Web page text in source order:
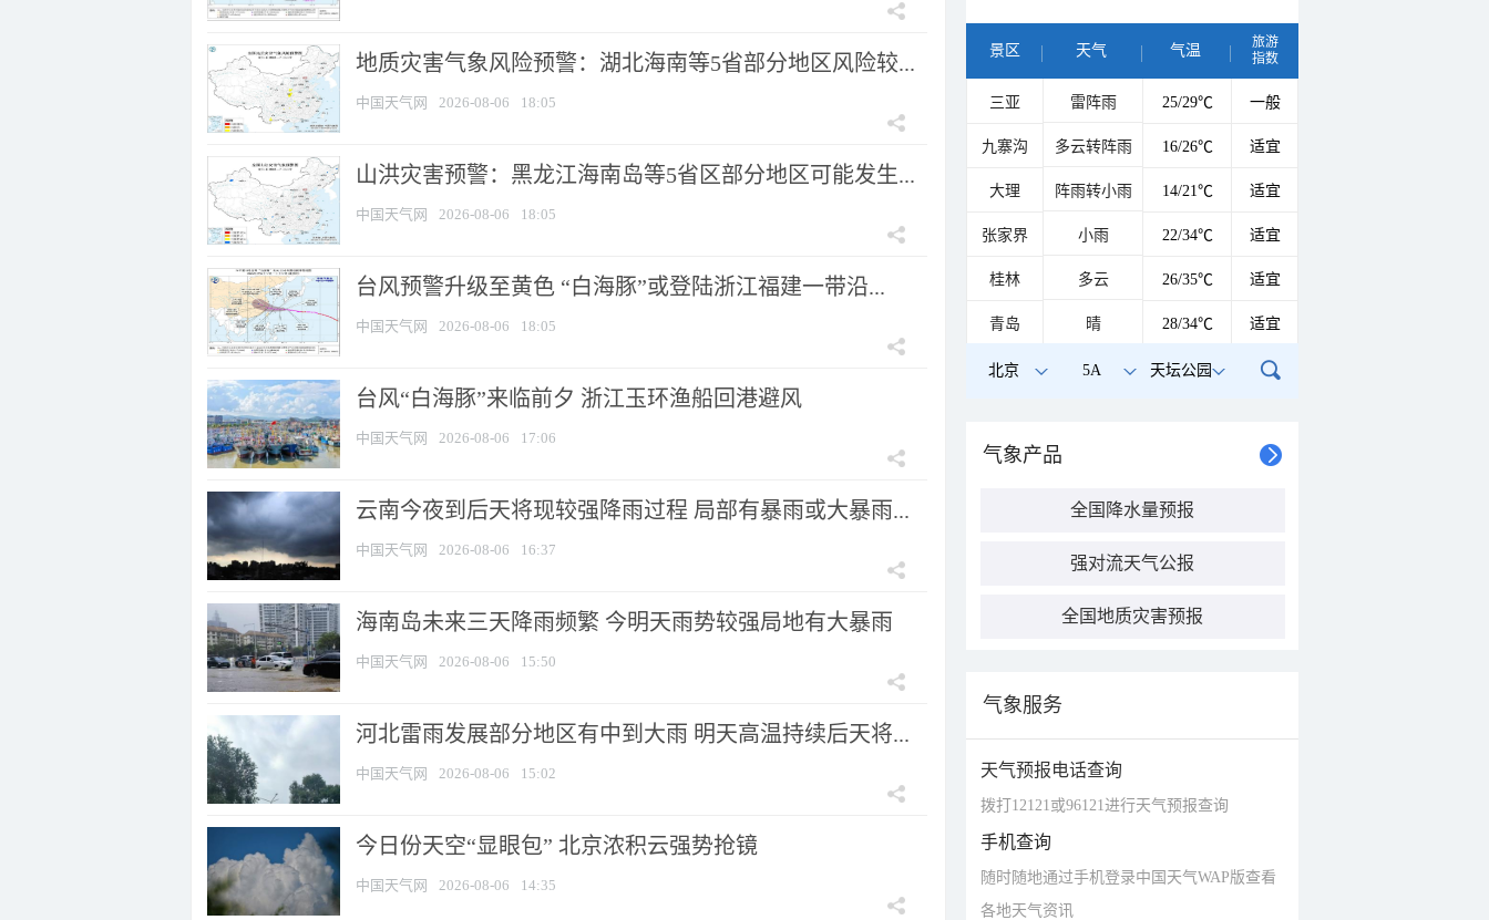
地质灾害气象风险预警：湖北海南等5省部分地区风险较...
中国天气网 2026-08-06 18:05
山洪灾害预警：黑龙江海南岛等5省区部分地区可能发生...
中国天气网 2026-08-06 18:05
台风预警升级至黄色 “白海豚”或登陆浙江福建一带沿...
中国天气网 2026-08-06 18:05
台风“白海豚”来临前夕 浙江玉环渔船回港避风
中国天气网 2026-08-06 17:06
云南今夜到后天将现较强降雨过程 局部有暴雨或大暴雨...
中国天气网 2026-08-06 16:37
海南岛未来三天降雨频繁 今明天雨势较强局地有大暴雨
中国天气网 2026-08-06 15:50
河北雷雨发展部分地区有中到大雨 明天高温持续后天将...
中国天气网 2026-08-06 15:02
今日份天空“显眼包” 北京浓积云强势抢镜
中国天气网 2026-08-06 14:35
景区 天气 气温
旅游
指数
三亚 雷阵雨 25/29℃ 一般
九寨沟 多云转阵雨 16/26℃ 适宜
大理 阵雨转小雨 14/21℃ 适宜
张家界 小雨 22/34℃ 适宜
桂林 多云 26/35℃ 适宜
青岛 晴 28/34℃ 适宜
北京 5A 天坛公园
气象产品
全国降水量预报
强对流天气公报
全国地质灾害预报
气象服务
天气预报电话查询
拨打12121或96121进行天气预报查询
手机查询
随时随地通过手机登录中国天气WAP版查看
各地天气资讯